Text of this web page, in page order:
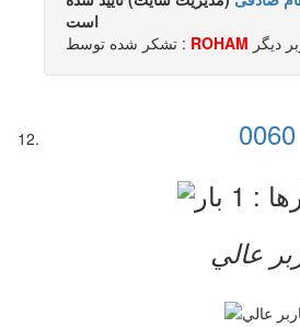
است
تشکر شده توسط : ROHAM ديگر
0060
عالي